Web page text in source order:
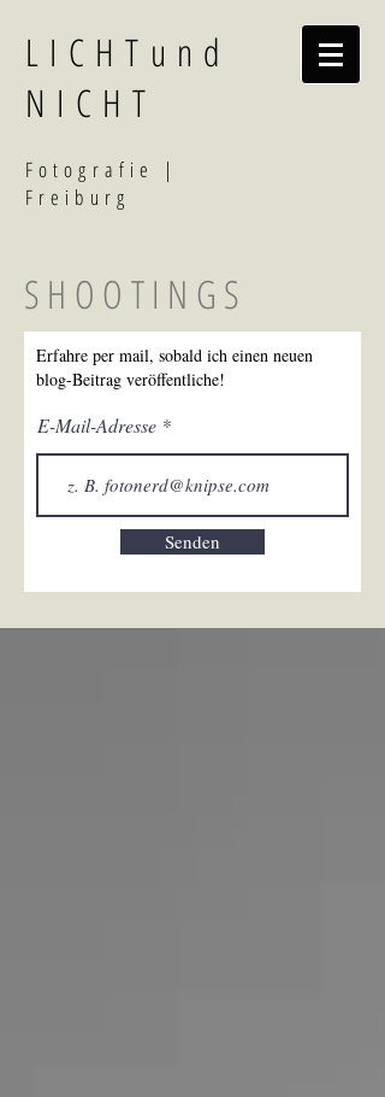
LICHTund
NICHT
Fotografi e |
Freiburg
SHOOTINGS
Erfahre per mail, sobald ich einen neuen
blog-Beitrag veröffentliche!
E-Mail-Adresse
Senden